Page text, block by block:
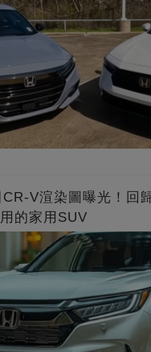
V渲染圖曝光！回
的家用SUV